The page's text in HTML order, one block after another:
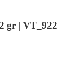
gr | VT_922